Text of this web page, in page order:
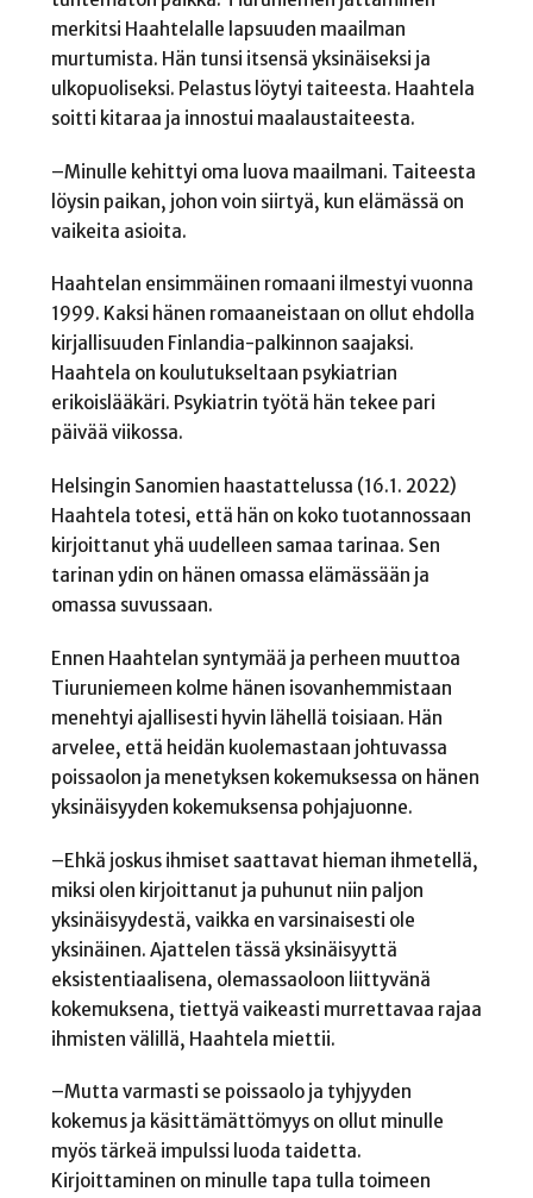
merkitsi Haahtelalle lapsuuden maailman
murtumista. Hän tunsi itsensä yksinäiseksi ja
ulkopuoliseksi. Pelastus löytyi taiteesta. Haahtela
soitti kitaraa ja innostui maalaustaiteesta.
–Minulle kehittyi oma luova maailmani. Taiteesta
löysin paikan, johon voin siirtyä, kun elämässä on
vaikeita asioita.
Haahtelan ensimmäinen romaani ilmestyi vuonna
1999. Kaksi hänen romaaneistaan on ollut ehdolla
kirjallisuuden Finlandia-palkinnon saajaksi.
Haahtela on koulutukseltaan psykiatrian
erikoislääkäri. Psykiatrin työtä hän tekee pari
päivää viikossa.
Helsingin Sanomien haastattelussa (16.1. 2022)
Haahtela totesi, että hän on koko tuotannossaan
kirjoittanut yhä uudelleen samaa tarinaa. Sen
tarinan ydin on hänen omassa elämässään ja
omassa suvussaan.
Ennen Haahtelan syntymää ja perheen muuttoa
Tiuruniemeen kolme hänen isovanhemmistaan
menehtyi ajallisesti hyvin lähellä toisiaan. Hän
arvelee, että heidän kuolemastaan johtuvassa
poissaolon ja menetyksen kokemuksessa on hänen
yksinäisyyden kokemuksensa pohjajuonne.
–Ehkä joskus ihmiset saattavat hieman ihmetellä,
miksi olen kirjoittanut ja puhunut niin paljon
yksinäisyydestä, vaikka en varsinaisesti ole
yksinäinen. Ajattelen tässä yksinäisyyttä
eksistentiaalisena, olemassaoloon liittyvänä
kokemuksena, tiettyä vaikeasti murrettavaa rajaa
ihmisten välillä, Haahtela miettii.
–Mutta varmasti se poissaolo ja tyhjyyden
kokemus ja käsittämättömyys on ollut minulle
myös tärkeä impulssi luoda taidetta.
Kirjoittaminen on minulle tapa tulla toimeen